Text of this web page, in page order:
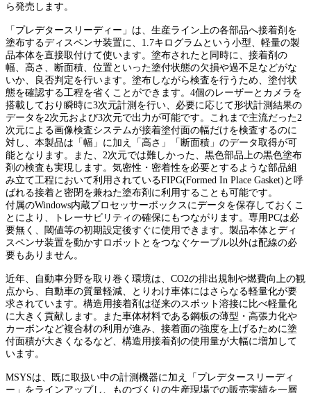
ら発売します。
「プレデタースリーディー」は、生産ライン上の各部品へ接着剤を
塗布するディスペンサ装置に、1.7キログラムという小型、軽量の製
品本体を直接取付けて使います。塗布されたと同時に、接着剤の
幅、高さ、断面積、位置といった塗付状態の欠損や過不足などがな
いか、良否判定を行います。塗布しながら検査を行うため、塗付状
態を確認する工程を省くことができます。4個のレーザーとカメラを
搭載しており瞬時に3次元計測を行い、必要に応じて形状計測結果の
データを2次元および3次元で出力が可能です。これまで主流だった2
次元による画像検査システムが接着塗付面の幅だけを検査するのに
対し、本製品は「幅」に加え「高さ」「断面積」のデータ取得が可
能となります。また、2次元では難しかった、黒色部品上の黒色塗布
剤の検査も実現します。気密性・密着性を必要とするような部品組
み立て工程において利用されているFIPG(Formed In Place Gasket)と呼
ばれる接着と密閉を兼ねた塗布剤に利用することも可能です。
付属のWindows内蔵プロセッサーボックスにデータを保存しておくこ
とにより、トレーサビリティの確保にもつながります。専用PCは必
要無く、閾値等の初期設定後すぐに使用できます。製品本体とディ
スペンサ装置を動かすロボットとをつなぐケーブル以外は配線の必
要もありません。
近年、自動車分野を取り巻く環境は、CO2の排出規制や燃費向上の観
点から、自動車の質量軽減、とりわけ車体にはさらなる軽量化が要
求されています。構造用接着剤は従来のスポット溶接に比べ軽量化
に大きく貢献します。また車体材料である鋼板の薄型・高張力化や
カーボンなど複合材の利用が進み、接着面の強度を上げるために塗
付面積が大きくなるなど、構造用接着剤の使用量が大幅に増加して
います。
MSYSは、既に取扱い中の計測機器に加え「プレデタースリーディ
ー」をラインアップし、ものづくりの生産現場での販売実績を一層